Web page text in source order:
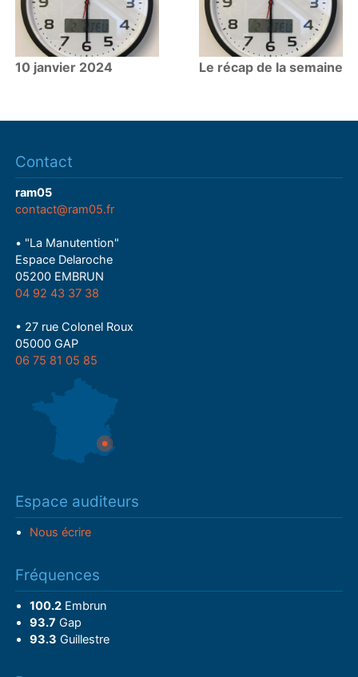
10 janvier 2024 Le récap de la semaine
Contact
ram05
contact@ram05.fr
• "La Manutention"
Espace Delaroche
05200 EMBRUN
04 92 43 37 38
• 27 rue Colonel Roux
05000 GAP
06 75 81 05 85
Espace auditeurs
Nous écrire
Fréquences
100.2Embrun
93.7 Gap
93.3 Guillestre